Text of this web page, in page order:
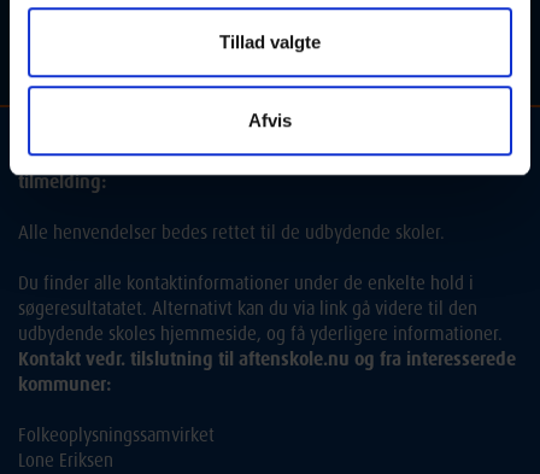
Tillad valgte
Afvis
Kontakt og information om aftenskolehold, arrangementer og
tilmelding:
Alle henvendelser bedes rettet til de udbydende skoler.
Du finder alle kontaktinformationer under de enkelte hold i
søgeresultatatet. Alternativt kan du via link gå videre til den
udbydende skoles hjemmeside, og få yderligere informationer.
Kontakt vedr. tilslutning til aftenskole.nu og fra interesserede
kommuner:
Folkeoplysningssamvirket
Lone Eriksen